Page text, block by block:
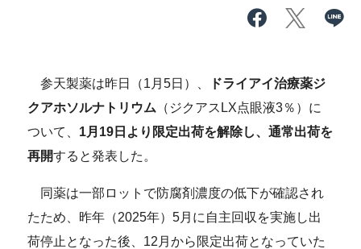
参天製薬は昨日（1月5日）、
ドライアイ治療薬ジ
クアホソルナトリウム （ジクアスLX点眼液3％）に
ついて、 1月19日より限定出荷を解除し、通常出荷を
再開すると発表した。
同薬は一部ロットで防腐剤濃度の低下が確認され
たため、昨年（2025年）5月に自主回収を実施し出
荷停止となった後、12月から限定出荷となっていた